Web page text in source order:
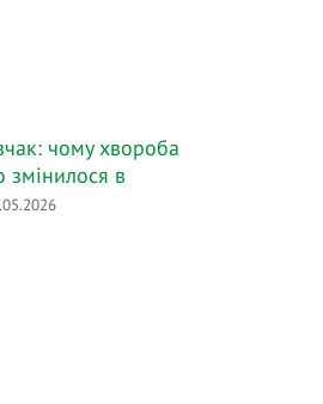
чому хвороба
змінилося в